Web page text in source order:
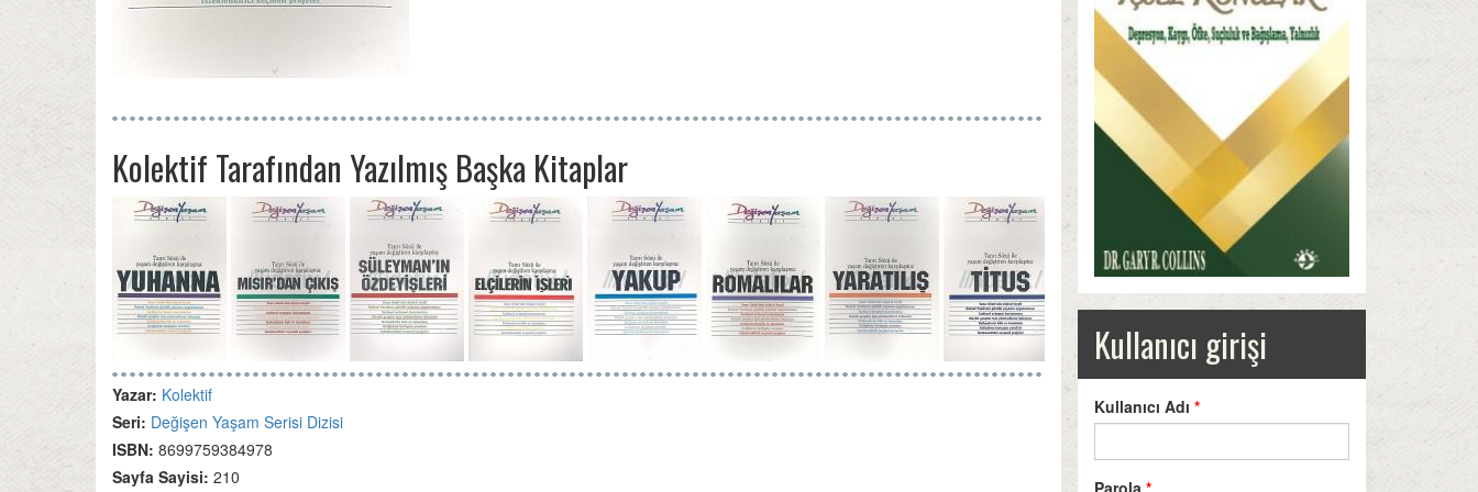
Kullanıcı girişi
Kullanıcı Adı *
Kolektif Tarafından Yazılmış Başka Kitaplar
Yazar: Kolektif
Seri: Değişen Yaşam Serisi Dizisi
ISBN: 8699759384978
Sayfa Sayisi: 210